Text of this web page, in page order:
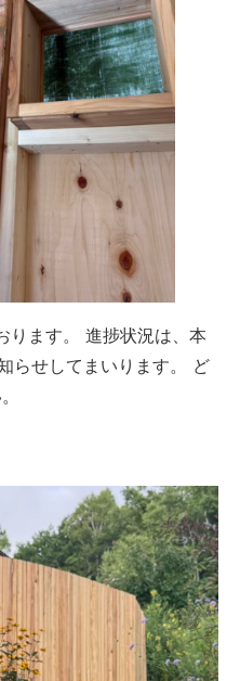
ります。 進捗状況は、本
らせしてまいります。 ど